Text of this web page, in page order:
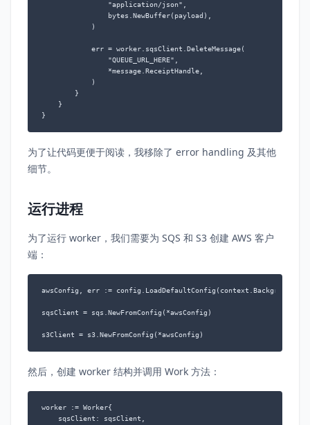
                "application/json",
                bytes.NewBuffer(payload),
            )
            err = worker.sqsClient.DeleteMessage(
                "QUEUE_URL_HERE",
                *message.ReceiptHandle,
            )
        }
    }
为了让代码更便于阅读，我移除了 error handling 及其他
细节。
运行进程
为了运行 worker，我们需要为 SQS 和 S3 创建 AWS 客户
端：
awsConfig, err := config.LoadDefaultConfig(context.Background())
sqsClient = sqs.NewFromConfig(*awsConfig)
然后，创建 worker 结构并调用 Work 方法：
worker := Worker{
    sqsClient: sqsClient,